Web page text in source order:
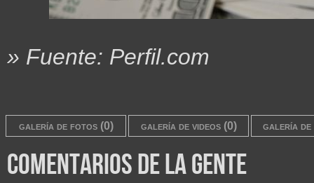
» Fuente: Perfil.com
galería de fotos (0) galería de videos (0) galería de
comentarios de la gente